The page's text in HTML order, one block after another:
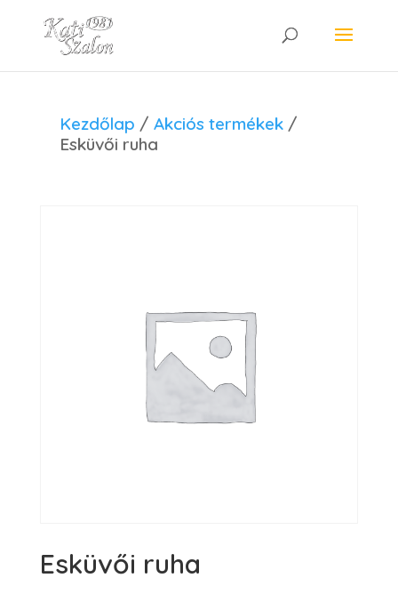
Kezdőlap /Akciós termékek /
Esküvői ruha
Esküvői ruha